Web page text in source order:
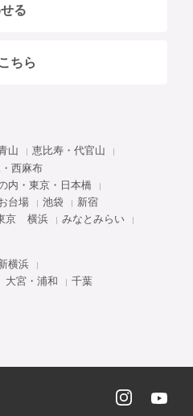
る
ちら
山
恵比寿・代官山
西麻布
内・東京・日本橋
台場 池袋
新宿
京 横浜 みなとみらい
横浜
大宮・浦和 千葉